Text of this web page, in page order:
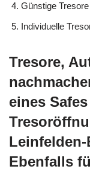
Günstige Tresore
Individuelle
Tresore,
eines
Ebenfalls